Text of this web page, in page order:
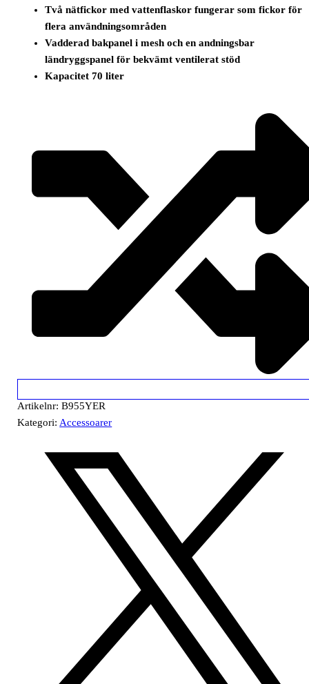
Två nätfickor med vattenflaskor fungerar som fickor för
flera användningsområden
Vadderad bakpanel i mesh och en andningsbar
ländryggspanel för bekvämt ventilerat stöd
Kapacitet 70 liter
Artikelnr:B955YER
Kategori: Accessoarer